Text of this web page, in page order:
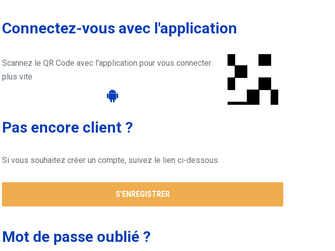
Connectez-vous avec l'application
Scannez le QR Code avec l'application pour vous connecter
plus vite
Pas encore client ?
Si vous souhaitez créer un compte, suivez le lien ci-dessous.
S'ENREGISTRER
Mot de passe oublié ?